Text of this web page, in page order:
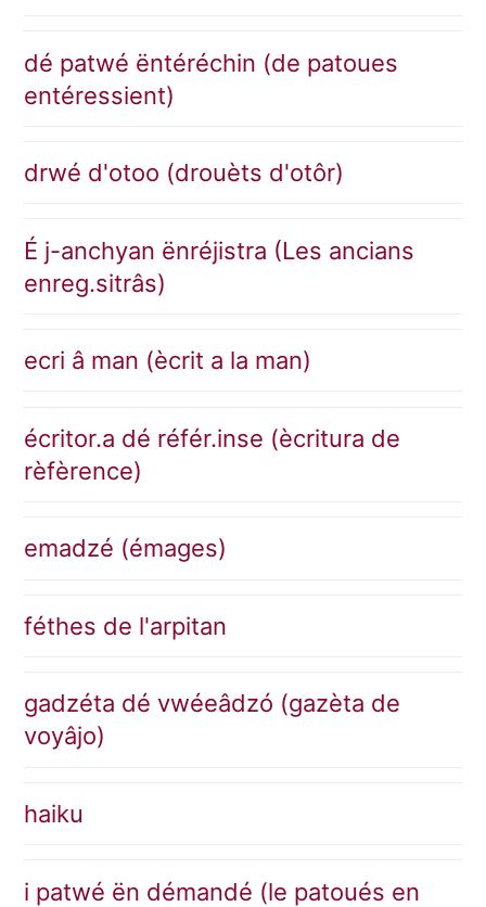
dé patwé ëntéréchin (de patoues
entéressient)
drwé d'otoo (drouèts d'otôr)
É j-anchyan ënréjistra (Les ancians
enreg.sitrâs)
ecri â man (ècrit a la man)
écritor.a dé référ.inse (ècritura de
rèfèrence)
emadzé (émages)
féthes de l'arpitan
gadzéta dé vwéeâdzó (gazèta de
voyâjo)
haiku
i patwé ën démandé (le patoués en